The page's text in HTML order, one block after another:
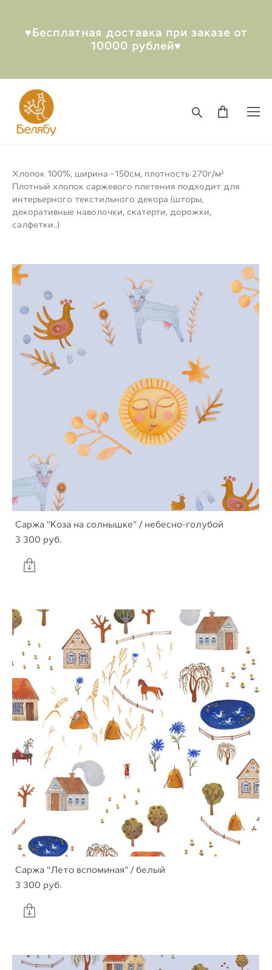
♥︎Бесплатная доставка при заказе от
10000 рублей♥︎
Хлопок 100%, ширина ~150см, плотность 270г/м²
Плотный хлопок саржевого плетения подходит для
интерьерного текстильного декора (шторы,
декоративные наволочки, скатерти, дорожки,
салфетки..)
Саржа "Коза на солнышке" / небесно-голубой
3 300 pуб.
Саржа "Лето вспоминая" / белый
3 300 pуб.